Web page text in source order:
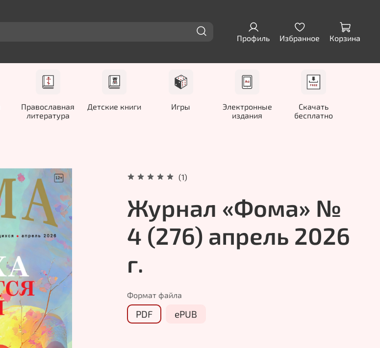
Профиль Избранное Корзина
Православная
литература
Детские книги Игры
Электронные
издания
Скачать
бесплатно
(1)
Журнал «Фома» №
4 (276) апрель 2026
г.
Формат файла
PDF ePUB